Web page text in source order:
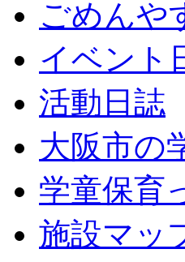
ごめん
イベント
活動日誌
大阪市の
学童保育
施設マッ